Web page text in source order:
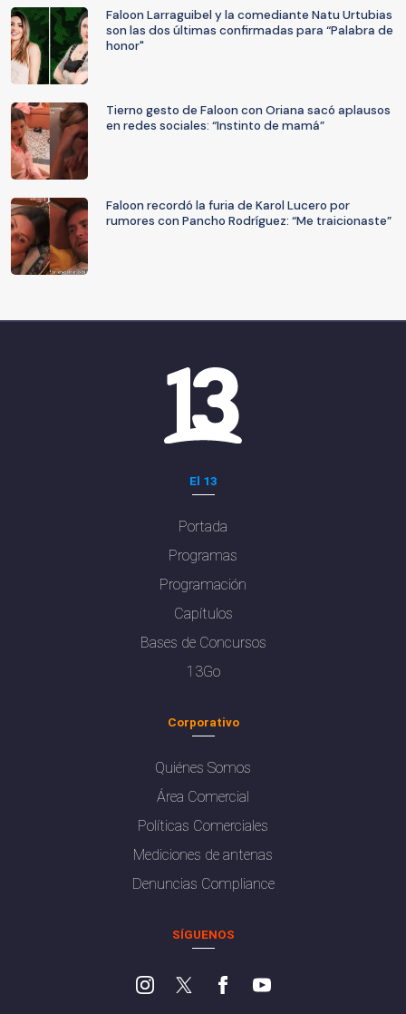
Faloon Larraguibel y la comediante Natu Urtubias
son las dos últimas confirmadas para “Palabra de
honor"
Tierno gesto de Faloon con Oriana sacó aplausos
en redes sociales: “Instinto de mamá”
Faloon recordó la furia de Karol Lucero por
rumores con Pancho Rodríguez: “Me traicionaste”
El 13
Portada
Programas
Programación
Capítulos
Bases de Concursos
13Go
Corporativo
Quiénes Somos
Área Comercial
Políticas Comerciales
Mediciones de antenas
Denuncias Compliance
SÍGUENOS